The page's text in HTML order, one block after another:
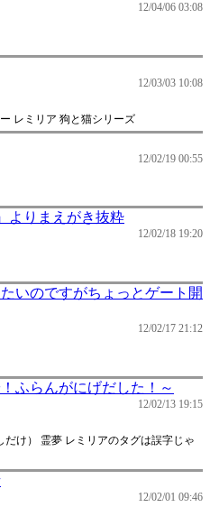
12/04/06 03:08
12/03/03 10:08
レミリア 狗と猫シリーズ
12/02/19 00:55
よりまえがき抜粋
12/02/18 19:20
いのですがちょっとゲート開
12/02/17 21:12
ふらんがにげだした！～
12/02/13 19:15
け） 霊夢 レミリアのタグは誤字じゃ
12/02/01 09:46